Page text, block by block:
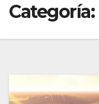
Categoría: